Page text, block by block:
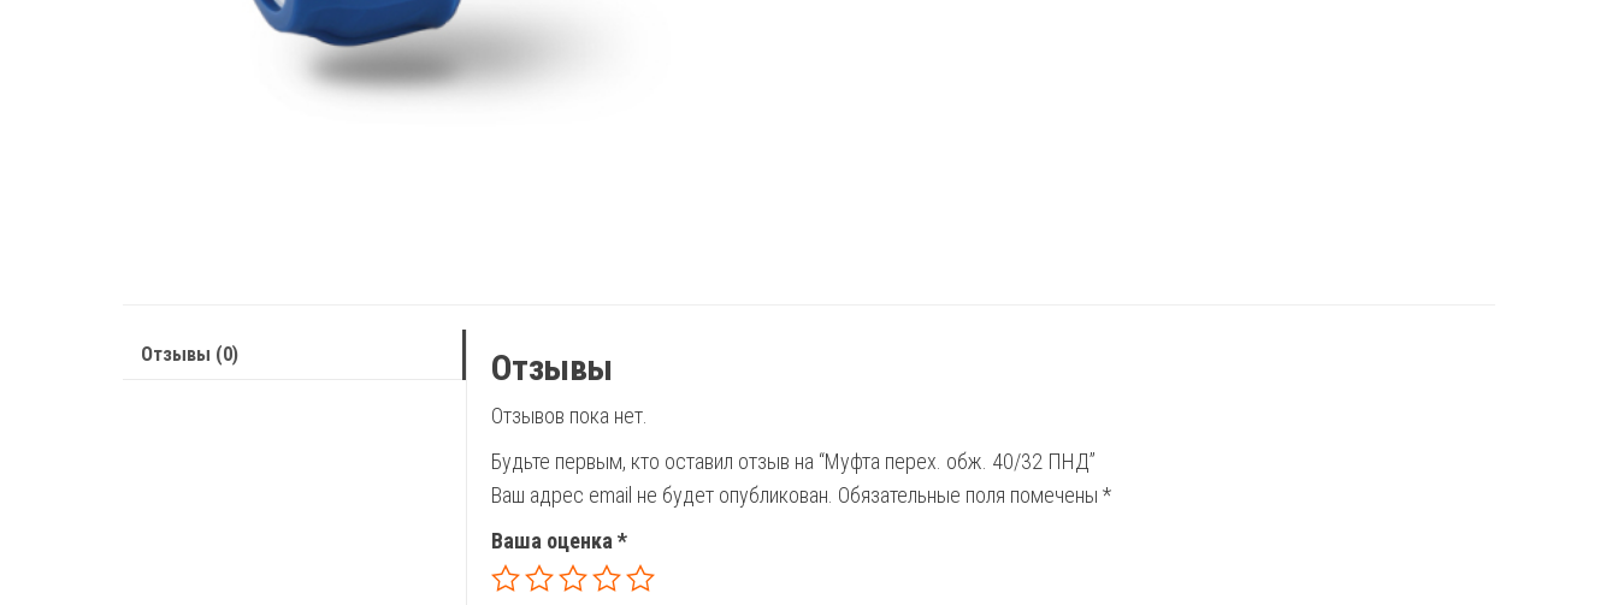
Отзывы (0) Отзывы
Отзывов пока нет.
Будьте первым, кто оставил отзыв на “Муфта перех. обж. 40/32 ПНД”
Ваш адрес email не будет опубликован. Обязательные поля помечены *
Ваша оценка *